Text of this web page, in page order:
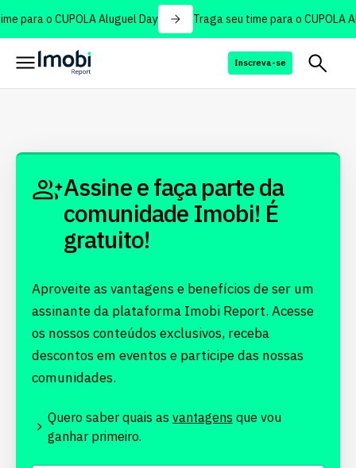
para o CUPOLA Aluguel Day Traga seu time para o CUPOLA
Inscreva-se
Assine e faça parte da
comunidade Imobi! É
gratuito!
Aproveite as vantagens e benefícios de ser um
assinante da plataforma Imobi Report. Acesse
os nossos conteúdos exclusivos, receba
descontos em eventos e participe das nossas
comunidades.
Quero saber quais as vantagens que vou
ganhar primeiro.